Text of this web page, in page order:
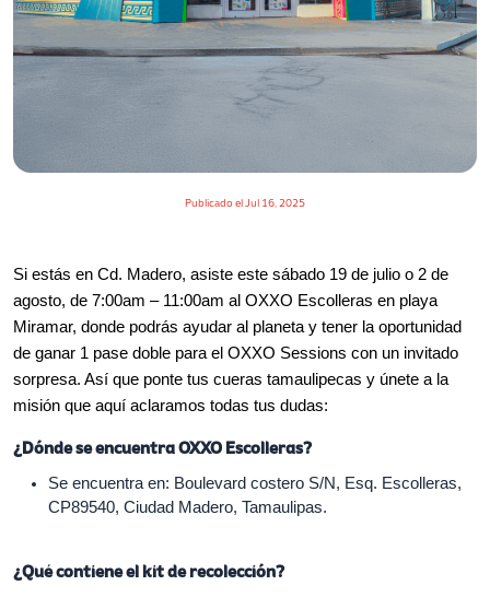
Publicado el Jul 16, 2025
Si estás en Cd. Madero, asiste este sábado 19 de julio o 2 de
agosto, de 7:00am – 11:00am al OXXO Escolleras en playa
Miramar, donde podrás ayudar al planeta y tener la oportunidad
de ganar 1 pase doble para el OXXO Sessions con un invitado
sorpresa. Así que ponte tus cueras tamaulipecas y únete a la
misión que aquí aclaramos todas tus dudas:
¿Dónde se encuentra OXXO Escolleras?
Se encuentra en: Boulevard costero S/N, Esq. Escolleras,
CP89540, Ciudad Madero, Tamaulipas.
¿Qué contiene el kit de recolección?